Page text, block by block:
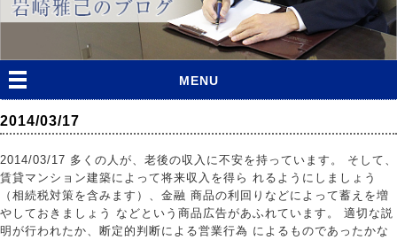
MENU
2014/03/17
2014/03/17 多くの人が、老後の収入に不安を持っています。 そして、
賃貸マンション建築によって将来収入を得ら れるようにしましょう
（相続税対策を含みます）、金融 商品の利回りなどによって蓄えを増
やしておきましょう などという商品広告があふれています。 適切な説
明が行われたか、断定的判断による営業行為 によるものであったかな